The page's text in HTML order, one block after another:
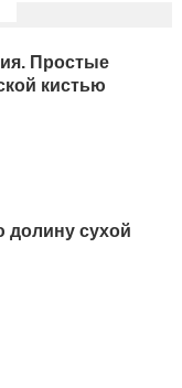
Простые
кистью
долину сухой